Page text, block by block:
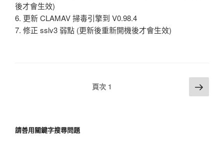
後才會生效)
6. 更新 CLAMAV 掃毒引擎到 V0.98.4
7. 修正 sslv3 弱點 (更新後重新開機後才會生效)
覽
頁次 1 下
一
請善用關鍵字搜尋問題